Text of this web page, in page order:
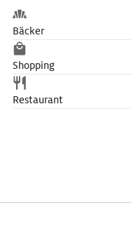
Bäcker
Shopping
Restaurant